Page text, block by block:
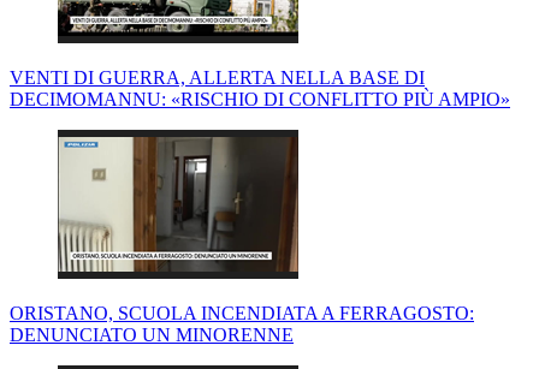
VENTI DI GUERRA, ALLERTA NELLA BASE DI
DECIMOMANNU: «RISCHIO DI CONFLITTO PIÙ AMPIO»
ORISTANO, SCUOLA INCENDIATA A FERRAGOSTO:
DENUNCIATO UN MINORENNE